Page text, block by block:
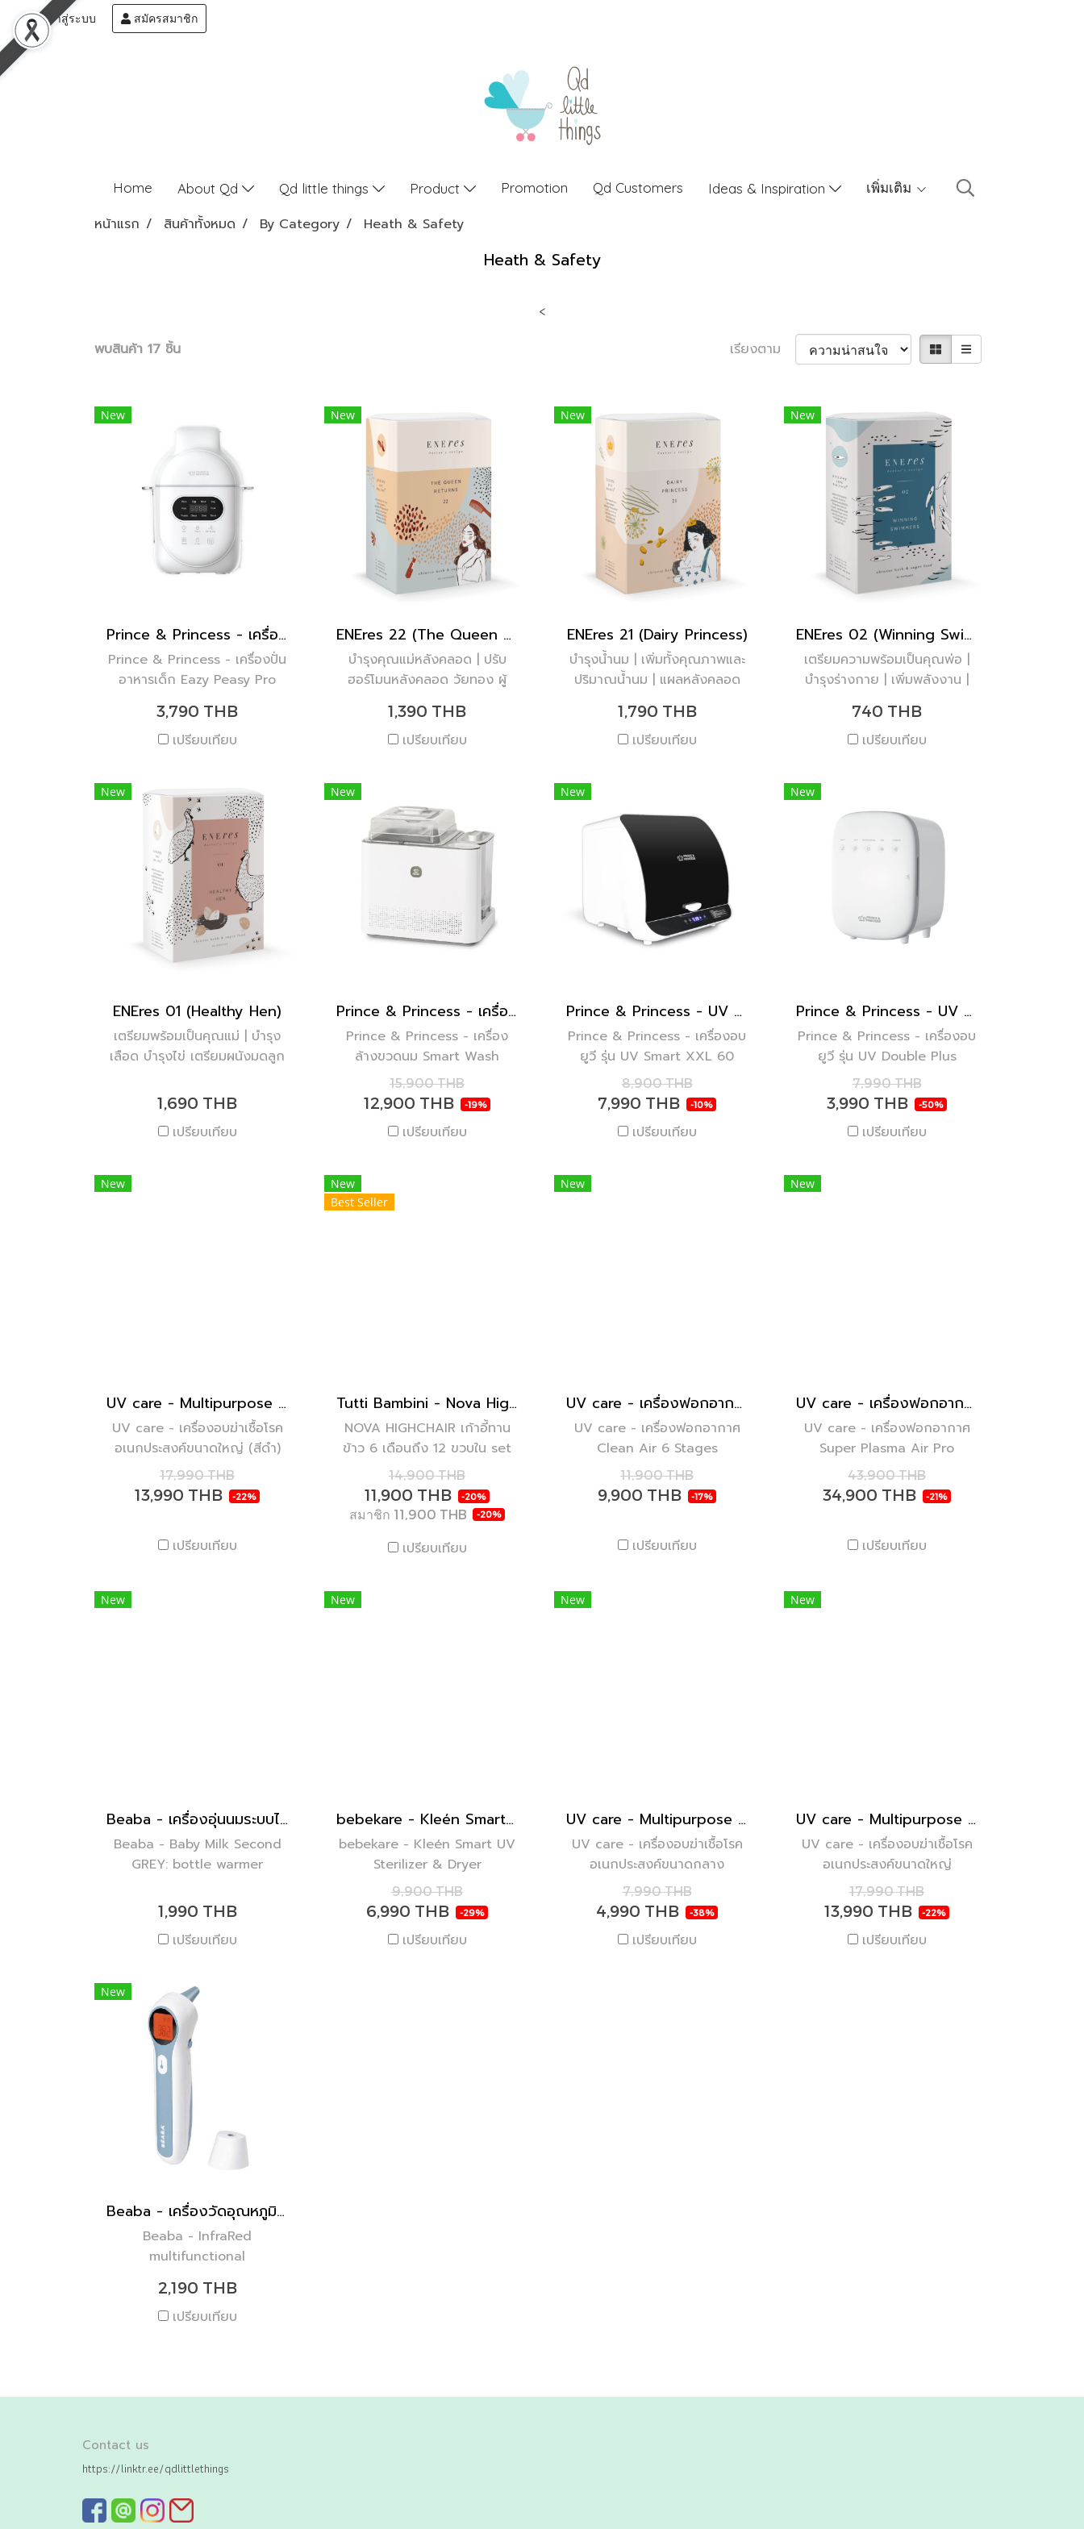
เข้าสู่ระบบ สมัครสมาชิก
Home About Qd Qd little things Product Promotion Qd Customers Ideas & Inspiration เพิ่มเติม
หน้าแรก สินค้าทั้งหมด By Category Heath & Safety
Heath & Safety
<
พบสินค้า 17 ชิ้น เรียงตาม
New
Prince & Princess - เครื่องปั่นอาหารเด็ก Eazy Peasy Pro
Prince & Princess - เครื่องปั่น
อาหารเด็ก Eazy Peasy Pro
3,790 THB
เปรียบเทียบ
New
ENEres 22 (The Queen Returns)
บำรุงคุณแม่หลังคลอด | ปรับ
ฮอร์โมนหลังคลอด วัยทอง ผู้
หลังคลอด | ผมงอกใหม่ไวขึ้น |
บำรุงผม ผิว เล็บให้แข็งแรง |
1,390 THB
เปรียบเทียบ
New
ENEres 21 (Dairy Princess)
บำรุงน้ำนม | เพิ่มทั้งคุณภาพและ
ปริมาณน้ำนม | แผลหลังคลอด
อิ่มท้อง นอนได้นาน พัฒนาการดี
แม่มีเวลาพักผ่อน
1,790 THB
เปรียบเทียบ
New
ENEres 02 (Winning Swimmers)
เตรียมความพร้อมเป็นคุณพ่อ |
บำรุงร่างกาย | เพิ่มพลังงาน |
โอกาสในการตั้งครรภ์
740 THB
เปรียบเทียบ
New
ENEres 01 (Healthy Hen)
เตรียมพร้อมเป็นคุณแม่ | บำรุง
เลือด บำรุงไข่ เตรียมผนังมดลูก
ประจำเดือน | ลดภาวะ PCOS และ
1,690 THB
เปรียบเทียบ
New
Prince & Princess - เครื่องล้างขวดนม Smart Wash
Prince & Princess - เครื่อง
ล้างขวดนม Smart Wash
15,900 THB
12,900 THB -19%
เปรียบเทียบ
New
Prince & Princess - UV Smart XXL 60 ลิตร
Prince & Princess - เครื่องอบ
ยูวี รุ่น UV Smart XXL 60
ลิตร
8,900 THB
7,990 THB -10%
เปรียบเทียบ
New
Prince & Princess - UV Double Plus
Prince & Princess - เครื่องอบ
ยูวี รุ่น UV Double Plus
7,990 THB
3,990 THB -50%
เปรียบเทียบ
New
UV care - Multipurpose Sterilizer Size XL (Black)
UV care - เครื่องอบฆ่าเชื้อโรค
อเนกประสงค์ขนาดใหญ่ (สีดำ)
17,990 THB
13,990 THB -22%
เปรียบเทียบ
New
Best Seller
Tutti Bambini - Nova Highchair
NOVA HIGHCHAIR เก้าอี้ทาน
ข้าว 6 เดือนถึง 12 ขวบใน set
ปรับได้ 7 รูปแบบ
14,900 THB
11,900 THB -20%
สมาชิก 11,900 THB -20%
เปรียบเทียบ
New
UV care - เครื่องฟอกอากาศ Clean Air 6 Stages Purification
UV care - เครื่องฟอกอากาศ
Clean Air 6 Stages
Purification
11,900 THB
9,900 THB -17%
เปรียบเทียบ
New
UV care - เครื่องฟอกอากาศ Super Plasma Air Pro
UV care - เครื่องฟอกอากาศ
Super Plasma Air Pro
43,900 THB
34,900 THB -21%
เปรียบเทียบ
New
Beaba - เครื่องอุ่นนมระบบไอน้ำ 3 in 1
Beaba - Baby Milk Second
GREY: bottle warmer
1,990 THB
เปรียบเทียบ
New
bebekare - Kleén Smart UV Sterilizer & Dryer
bebekare - Kleén Smart UV
Sterilizer & Dryer
9,900 THB
6,990 THB -29%
เปรียบเทียบ
New
UV care - Multipurpose Sterilizer Lite 1
UV care - เครื่องอบฆ่าเชื้อโรค
อเนกประสงค์ขนาดกลาง
7,990 THB
4,990 THB -38%
เปรียบเทียบ
New
UV care - Multipurpose Sterilizer Size XL
UV care - เครื่องอบฆ่าเชื้อโรค
อเนกประสงค์ขนาดใหญ่
17,990 THB
13,990 THB -22%
เปรียบเทียบ
New
Beaba - เครื่องวัดอุณหภูมิอินฟาเรด
Beaba - InfraRed
multifunctional
2,190 THB
เปรียบเทียบ
Contact us
https://linktr.ee/qdlittlethings